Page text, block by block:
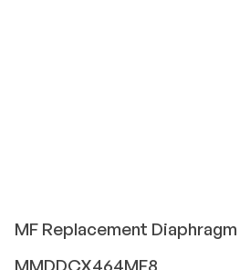
MF Replacement Diaphragm
MMDDCX464MF8